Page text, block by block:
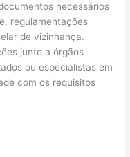
necessários
regulamentações
de vizinhança.
junto a órgãos
ou especialistas em
com os requisitos